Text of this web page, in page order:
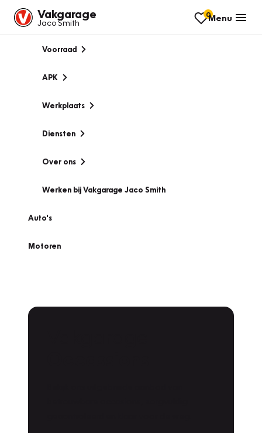
Vakgarage
Jaco Smith
0Menu
Voorraad
APK
Werkplaats
Diensten
Over ons
Werken bij Vakgarage Jaco Smith
Auto's
Motoren